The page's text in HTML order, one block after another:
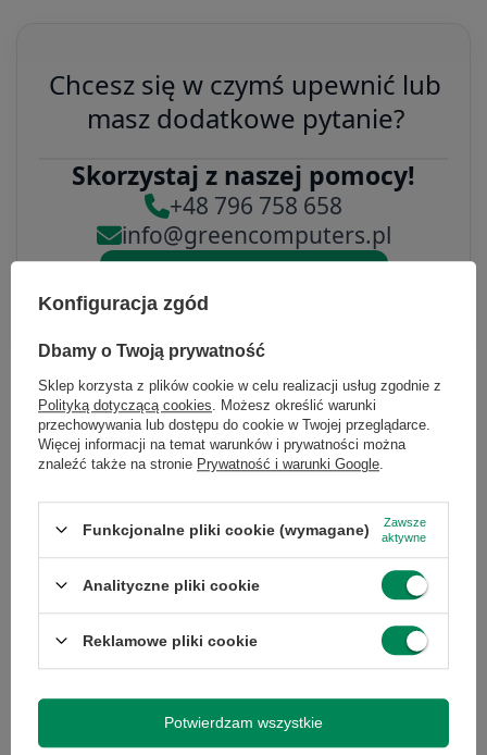
Chcesz się w czymś upewnić lub
masz dodatkowe pytanie?
Skorzystaj z naszej pomocy!
+48 796 758 658
info@greencomputers.pl
Specyfikacja
Marka AOC
Symbol 4038986145534
gwarancji
Konfiguracja zgód
Dbamy o Twoją prywatność
Sklep korzysta z plików cookie w celu realizacji usług zgodnie z
Polityką dotyczącą cookies . Możesz określić warunki
przechowywania lub dostępu do cookie w Twojej przeglądarce.
Więcej informacji na temat warunków i prywatności można
znaleźć także na stronie Prywatność i warunki Google
Funkcjonalne pliki cookie (wymagane)
Zawsze
aktywne
Analityczne pliki cookie
Reklamowe pliki cookie
Potwierdzam wszystkie